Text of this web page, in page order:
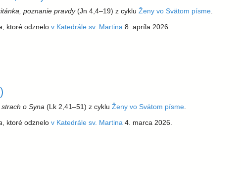
poznanie pravdy(Jn 4,4–19) z cyklu Ženy vo Svätom písme
, ktoré odznelo v Katedrále sv. Martina 8. apríla 2026.
o Syna (Lk 2,41–51) z cyklu Ženy vo Svätom písme
, ktoré odznelo v Katedrále sv. Martina 4. marca 2026.